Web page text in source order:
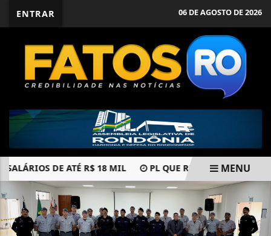
ENTRAR 06 DE AGOSTO DE 2026
DE ATÉ R$ 18 MIL PL QUE REGULA REDES
EM ALTA
MENU